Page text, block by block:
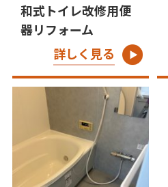
和式トイレ改修用便
器リフォーム
詳しく見る